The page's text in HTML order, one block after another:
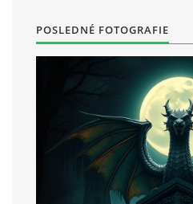
POSLEDNÉ FOTOGRAFIE